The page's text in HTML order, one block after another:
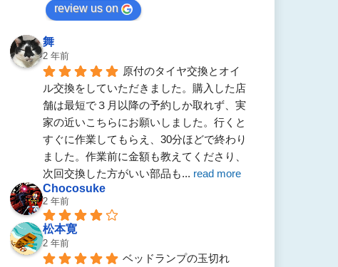
review us on
舞
2 年前
原付のタイヤ交換とオイ
ル交換をしていただきました。購入した店
舗は最短で３月以降の予約しか取れず、実
家の近いこちらにお願いしました。行くと
すぐに作業してもらえ、30分ほどで終わり
ました。作業前に金額も教えてくださり、
次回交換した方がいい部品も... read more
Chocosuke
2 年前
松本寛
2 年前
ベッドランプの玉切れ